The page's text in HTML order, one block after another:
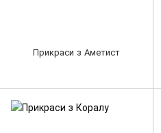
Прикраси з Аметист